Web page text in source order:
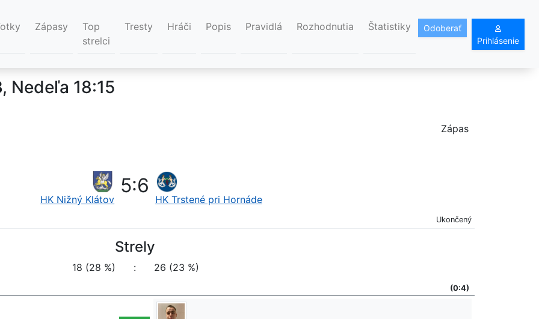
Zápasy
Top
strelci
Tresty Hráči Popis Pravidlá Rozhodnutia Štatistiky
Odoberať
Prihlásenie
Nedeľa 18:15
Zápas
HK Nižný Klátov
5:6
HK Trstené pri Hornáde
Ukončený
Strely
18 (28 %) : 26 (23 %)
(0:4)